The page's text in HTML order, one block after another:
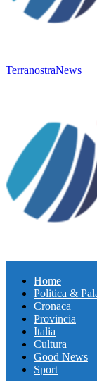
TerranostraNews
Home
Politica &
Cronaca
Provincia
Italia
Cultura
Good News
Sport